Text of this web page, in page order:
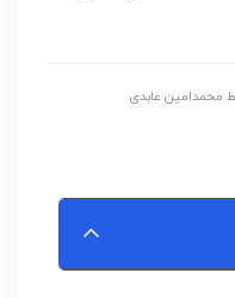
محمدامین عابدی